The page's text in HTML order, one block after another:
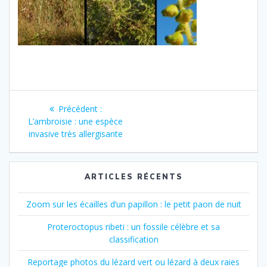
Navigation
de
l’article
Précédent :Article
précédent
:
L’ambroisie : une espèce
invasive très allergisante
ARTICLES RÉCENTS
Zoom sur les écailles d’un papillon : le petit paon de nuit
Proteroctopus ribeti : un fossile célèbre et sa
classification
Reportage photos du lézard vert ou lézard à deux raies